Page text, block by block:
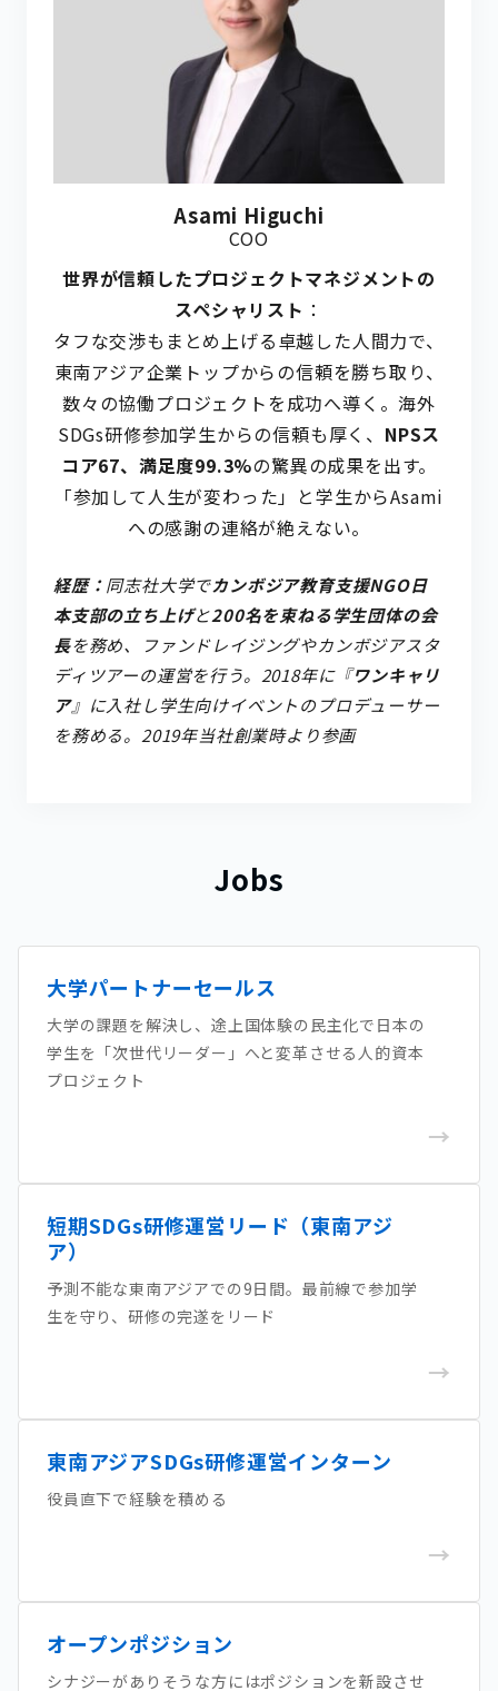
Asami Higuchi
COO
世界が信頼したプロジェクトマネジメントの
スペシャリスト ：
タフな交渉もまとめ上げる卓越した人間力で、
東南アジア企業トップからの信頼を勝ち取り、
数々の協働プロジェクトを成功へ導く。海外
SDGs研修参加学生からの信頼も厚く、 NPSス
コア67、満足度99.3%の驚異の成果を出す。
「参加して人生が変わった」と学生からAsami
への感謝の連絡が絶えない。
経歴：同志社大学でカンボジア教育支援NGO日
本支部の立ち上げと200名を束ねる学生団体の会
長を務め、ファンドレイジングやカンボジアスタ
ディツアーの運営を行う。2018年に『ワンキャリ
ア』に入社し学生向けイベントのプロデューサー
を務める。2019年当社創業時より参画
Jobs
大学パートナーセールス
大学の課題を解決し、途上国体験の民主化で日本の
学生を「次世代リーダー」へと変革させる人的資本
プロジェクト
→
短期SDGs研修運営リード（東南アジ
ア）
予測不能な東南アジアでの9日間。最前線で参加学
生を守り、研修の完遂をリード
→
東南アジアSDGs研修運営インターン
役員直下で経験を積める
→
オープンポジション
シナジーがありそうな方にはポジションを新設させ